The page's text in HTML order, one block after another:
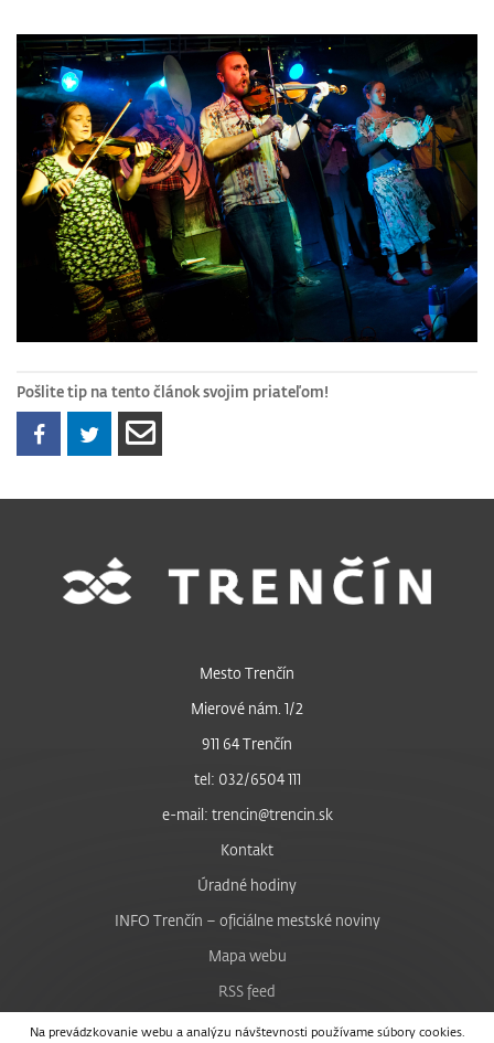
Pošlite tip na tento článok svojim priateľom!
Na prevádzkovanie webu a analýzu návštevnosti používame súbory cookies.
Mesto Trenčín
Mierové nám. 1/2
911 64 Trenčín
tel: 032/6504 111
e-mail: trencin@trencin.sk
Kontakt
Úradné hodiny
INFO Trenčín – oficiálne mestské noviny
Mapa webu
RSS feed
Nastavenie cookies